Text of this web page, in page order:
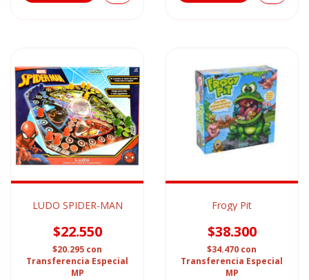
LUDO SPIDER-MAN
$22.550
$20.295 con
Transferencia Especial
MP
Frogy Pit
$38.300
$34.470 con
Transferencia Especial
MP